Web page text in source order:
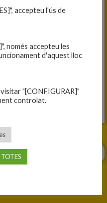
accepteu l'ús de
només accepteu les
d'aquest lloc
"[CONFIGURAR]"
controlat.